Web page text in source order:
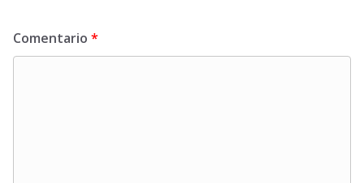
Comentario *